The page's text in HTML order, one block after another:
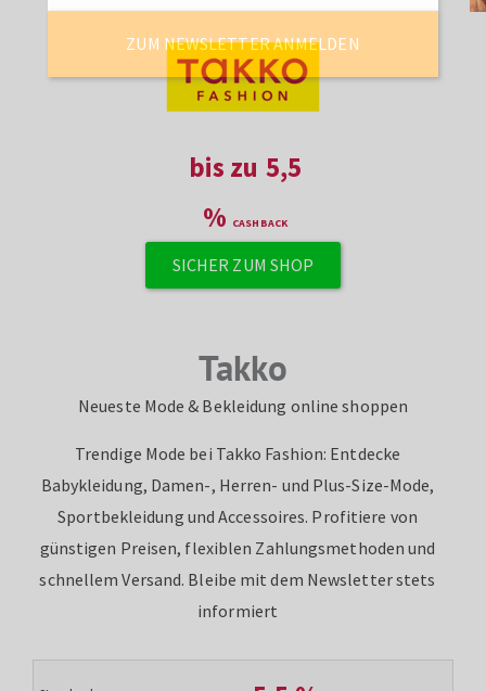
bis zu 5,5
%
SICHER ZUM SHOP
Takko
Neueste Mode & Bekleidung online shoppen
Trendige Mode bei Takko Fashion: Entdecke
Babykleidung, Damen-, Herren- und Plus-Size-Mode,
Sportbekleidung und Accessoires. Profitiere von
günstigen Preisen, flexiblen Zahlungsmethoden und
schnellem Versand. Bleibe mit dem Newsletter stets
informiert
ZUM NEWSLETTER ANMELDEN